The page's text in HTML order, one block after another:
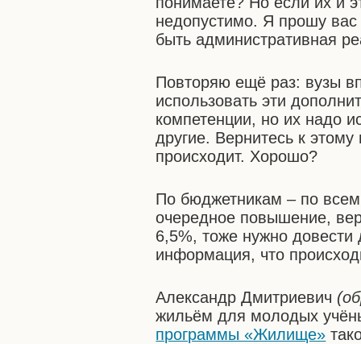
недопустимо. Я прошу
быть административная
Повторяю ещё раз: вузы
использовать эти
компетенции, но их надо
другие. Вернитесь к
происходит. Хорошо?
По бюджетникам – по
очередное повышение,
6,5%, тоже нужно
информация, что
Александр Дмитриевич
жильём для молодых
программы «Жилище»